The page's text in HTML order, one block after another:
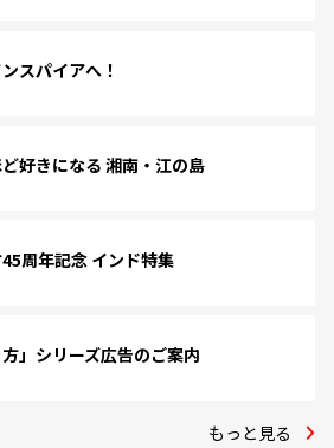
スパイアへ！
好きになる 湘南・江の島
周年記念 インド特集
方」シリーズ広告のご案内
もっと見る